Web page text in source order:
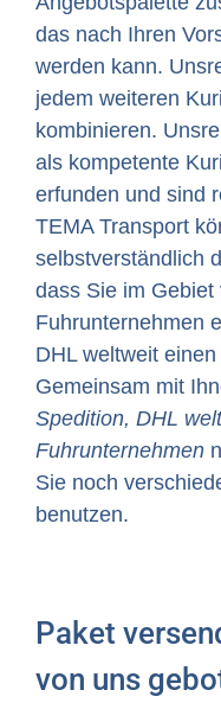
das nach Ihren
werden kann.
jedem weiteren
kombinieren.
als kompetente
erfunden und sind
TEMA Transport
selbstverständlich
dass Sie im Gebiet
Fuhrunternehmen
DHL weltweit
Gemeinsam mit
Spedition, DHL
Fuhrunternehmen
Sie noch
benutzen.
Paket
von uns